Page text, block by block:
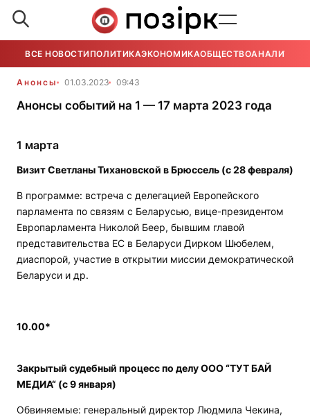
ВСЕ НОВОСТИ ПОЛИТИКАЭКОНОМИКАОБЩЕСТВОАНАЛИТИКА
Анонсы 01.03.2023 09:43
Анонсы событий на 1 — 17 марта 2023 года
1 марта
Визит Светланы Тихановской в Брюссель (с 28 февраля)
В программе: встреча с делегацией Европейского
парламента по связям с Беларусью, вице-президентом
Европарламента Николой Беер, бывшим главой
представительства ЕС в Беларуси Дирком Шюбелем,
диаспорой, участие в открытии миссии демократической
Беларуси и др.
10.00*
Закрытый судебный процесс по делу ООО “ТУТ БАЙ
МЕДИА“ (с 9 января)
Обвиняемые: генеральный директор Людмила Чекина,